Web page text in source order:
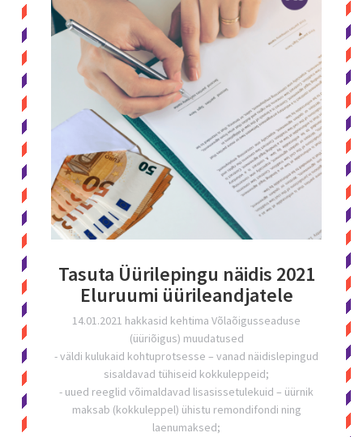
Tasuta Üürilepingu näidis 2021
Eluruumi üürileandjatele
14.01.2021 hakkasid kehtima Võlaõigusseaduse
(üüriõigus) muudatused
- väldi kulukaid kohtuprotsesse – vanad näidislepingud
sisaldavad tühiseid kokkuleppeid;
- uued reeglid võimaldavad lisasissetulekuid – üürnik
maksab (kokkuleppel) ühistu remondifondi ning
laenumaksed;